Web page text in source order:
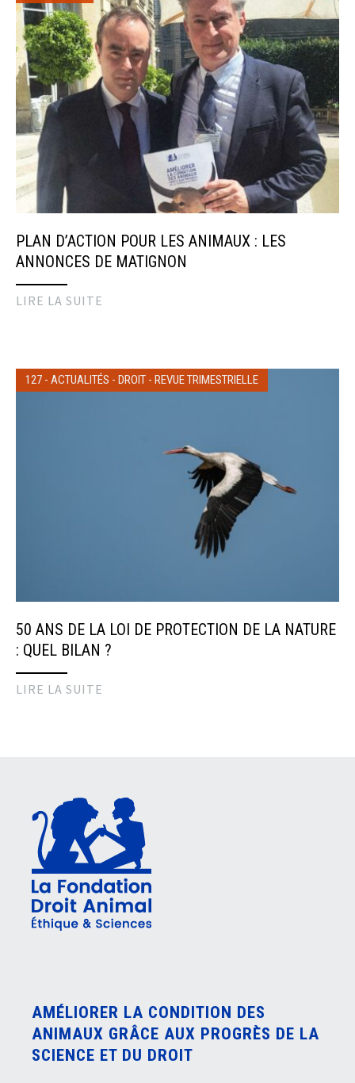
PLAN D’ACTION POUR LES ANIMAUX : LES
ANNONCES DE MATIGNON
LIRE LA SUITE
127 - ACTUALITÉS - DROIT - REVUE TRIMESTRIELLE
50 ANS DE LA LOI DE PROTECTION DE LA NATURE
: QUEL BILAN ?
LIRE LA SUITE
AMÉLIORER LA CONDITION DES
ANIMAUX GRÂCE AUX PROGRÈS DE LA
SCIENCE ET DU DROIT